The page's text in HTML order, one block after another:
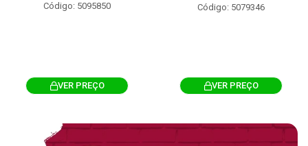
Código: 5095850
VER PREÇO
Código: 5079346
VER PREÇO